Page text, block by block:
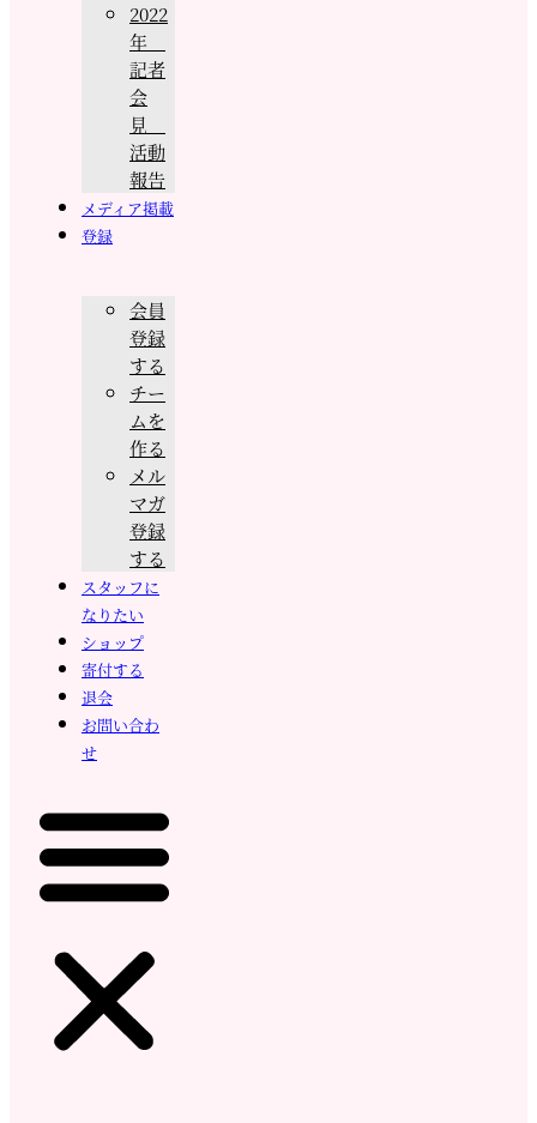
2022
年
記者
会
見
活動
報告
メディア掲載
登録
会員
登録
する
チー
ムを
作る
メル
マガ
登録
する
スタッフに
なりたい
ショップ
寄付する
退会
お問い合わ
せ